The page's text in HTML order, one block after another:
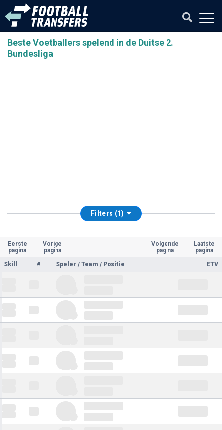
Beste Voetballers spelend in de Duitse 2.
Bundesliga
Filters (1)
Eerste
pagina
Vorige
pagina
Volgende
pagina
Laatste
pagina
Skill
# Speler / Team / Positie ETV